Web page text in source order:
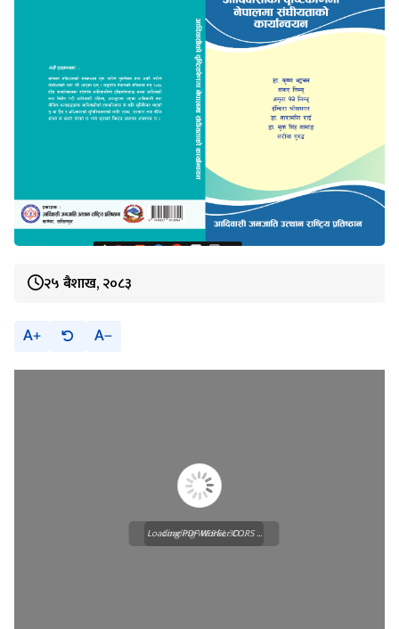
२५ बैशाख, २०८३
A A
Loading WEBGL 3D ...
Loading PDF Worker CORS ...